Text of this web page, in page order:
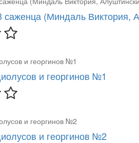
саженца (Миндаль Виктория,
и георгинов №1
и георгинов №2